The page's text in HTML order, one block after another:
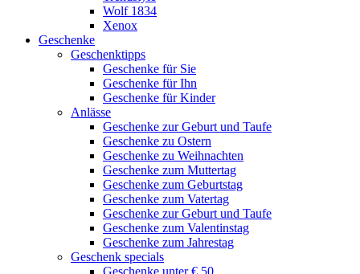
Wolf 1834
Xenox
Geschenke
Geschenktipps
Geschenke für Sie
Geschenke für Ihn
Geschenke für Kinder
Anlässe
Geschenke zur Geburt und Taufe
Geschenke zu Ostern
Geschenke zu Weihnachten
Geschenke zum Muttertag
Geschenke zum Geburtstag
Geschenke zum Vatertag
Geschenke zur Geburt und Taufe
Geschenke zum Valentinstag
Geschenke zum Jahrestag
Geschenk specials
Geschenke unter € 50